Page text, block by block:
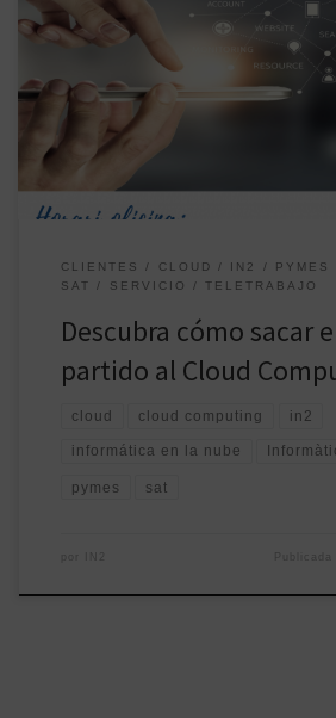
En un artículo anterior titulado prometimos
detalle cada una de las tecnologías que
el futuro de las empresas después de
ayudar a facilitar el proceso de adaptación
momento de aprender a tener tus
CLIENTES CLOUD IN2
PYMES
SAT
SERVICIO TELETRABAJO
Descubra cómo sacar
partido al Cloud
cloud cloud computing in2
informática en la nube
pymes sat